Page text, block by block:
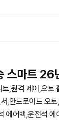
스마트 26
,원격 제어,오토
,안드로이드 오
에어백,운전석